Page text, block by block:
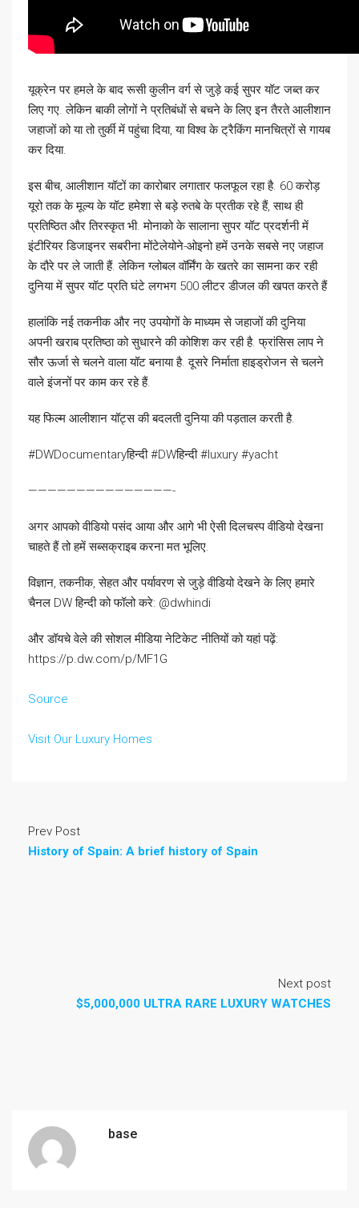
यूक्रेन पर हमले के बाद रूसी कुलीन वर्ग से जुड़े कई सुपर यॉट जब्त कर
लिए गए. लेकिन बाकी लोगों ने प्रतिबंधों से बचने के लिए इन तैरते आलीशान
जहाजों को या तो तुर्की में पहुंचा दिया, या विश्व के ट्रैकिंग मानचित्रों से गायब
कर दिया.
इस बीच, आलीशान यॉटों का कारोबार लगातार फलफूल रहा है. 60 करोड़
यूरो तक के मूल्य के यॉट हमेशा से बड़े रुतबे के प्रतीक रहे हैं, साथ ही
प्रतिष्ठित और तिरस्कृत भी. मोनाको के सालाना सुपर यॉट प्रदर्शनी में
इंटीरियर डिजाइनर सबरीना मोंटेलेयोने-ओइनो हमें उनके सबसे नए जहाज
के दौरे पर ले जाती हैं. लेकिन ग्लोबल वॉर्मिंग के खतरे का सामना कर रही
दुनिया में सुपर यॉट प्रति घंटे लगभग 500 लीटर डीजल की खपत करते हैं
हालांकि नई तकनीक और नए उपयोगों के माध्यम से जहाजों की दुनिया
अपनी खराब प्रतिष्ठा को सुधारने की कोशिश कर रही है. फ्रांसिस लाप ने
सौर ऊर्जा से चलने वाला यॉट बनाया है. दूसरे निर्माता हाइड्रोजन से चलने
वाले इंजनों पर काम कर रहे हैं.
यह फिल्म आलीशान यॉट्स की बदलती दुनिया की पड़ताल करती है.
#DWDocumentaryहिन्दी #DWहिन्दी #luxury #yacht
———————————————-
अगर आपको वीडियो पसंद आया और आगे भी ऐसी दिलचस्प वीडियो देखना
चाहते हैं तो हमें सब्सक्राइब करना मत भूलिए.
विज्ञान, तकनीक, सेहत और पर्यावरण से जुड़े वीडियो देखने के लिए हमारे
चैनल DW हिन्दी को फॉलो करे: @dwhindi
और डॉयचे वेले की सोशल मीडिया नेटिकेट नीतियों को यहां पढ़ें:
https://p.dw.com/p/MF1G
Source
Visit Our Luxury Homes
Prev Post
History of Spain: A brief history of Spain
Next post
$5,000,000 ULTRA RARE LUXURY WATCHES
base